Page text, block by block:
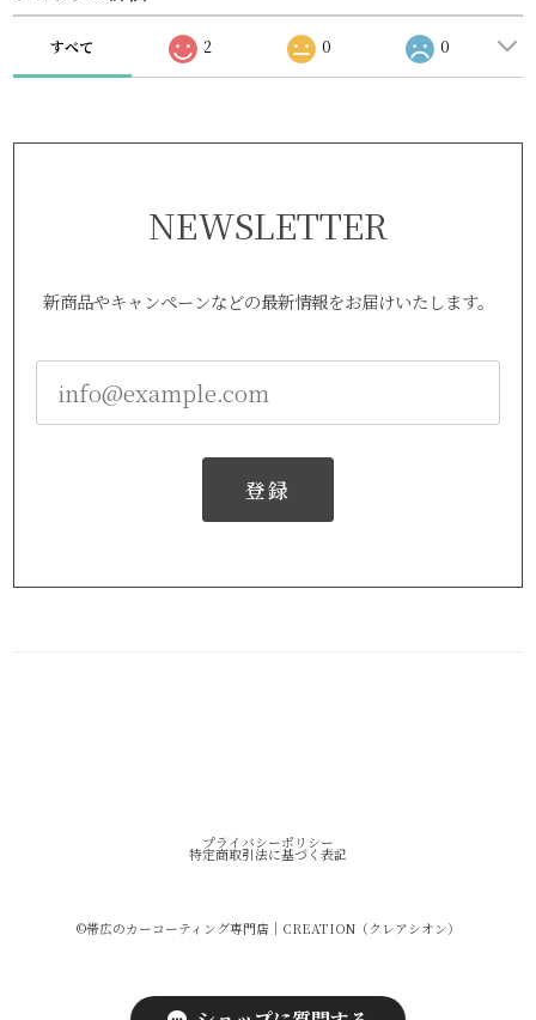
すべて 2 0 0
NEWSLETTER
新商品やキャンペーンなどの最新情報をお届けいたします。
登録
プライバシーポリシー
特定商取引法に基づく表記
©︎帯広のカーコーティング専門店｜CREATION（クレアシオン）